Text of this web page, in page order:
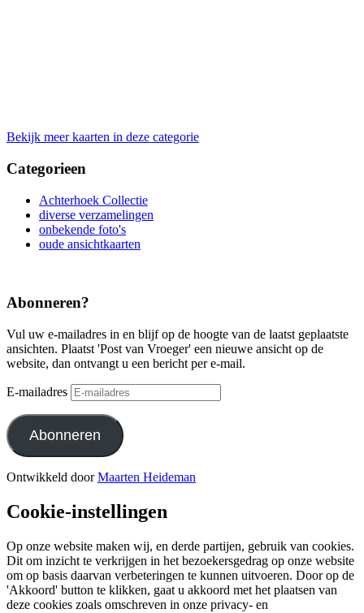
Bekijk meer kaarten in deze categorie
Categorieen
Achterhoek Collectie
diverse verzamelingen
onbekende foto's
oude ansichtkaarten
Abonneren?
Vul uw e-mailadres in en blijf op de hoogte van de laatst geplaatste
ansichten. Plaatst 'Post van Vroeger' een nieuwe ansicht op de
website, dan ontvangt u een bericht per e-mail.
E-mailadres
Abonneren
Ontwikkeld doorMaarten Heideman
Cookie-instellingen
Op onze website maken wij, en derde partijen, gebruik van cookies.
Dit om inzicht te verkrijgen in het bezoekersgedrag op onze website
om op basis daarvan verbeteringen te kunnen uitvoeren. Door op de
'Akkoord' button te klikken, gaat u akkoord met het plaatsen van
deze cookies zoals omschreven in onze privacy- en